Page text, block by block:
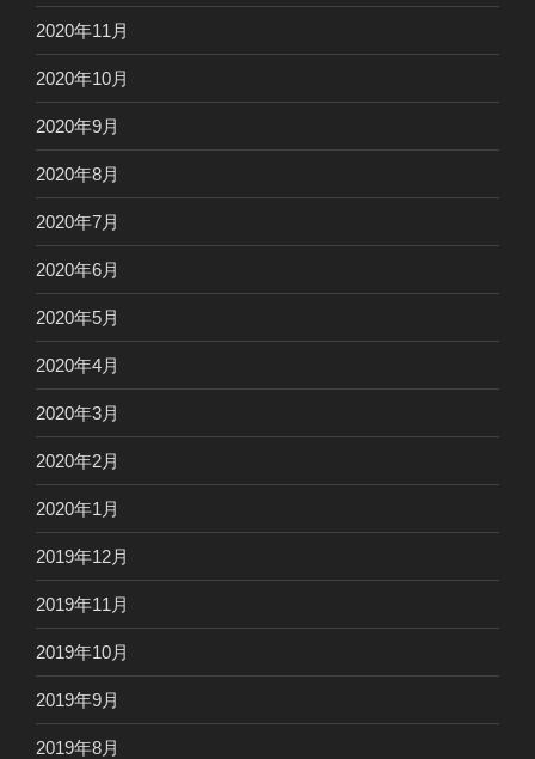
2020年11月
2020年10月
2020年9月
2020年8月
2020年7月
2020年6月
2020年5月
2020年4月
2020年3月
2020年2月
2020年1月
2019年12月
2019年11月
2019年10月
2019年9月
2019年8月